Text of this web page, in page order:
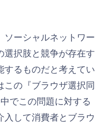
ソーシャルネットワー
選択肢と競争が存在す
するものだと考えてい
この『ブラウザ選択同
でこの問題に対する
して消費者とブラウ